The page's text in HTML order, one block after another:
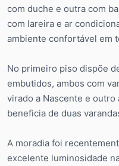
com duche e outra com
com lareira e ar
ambiente confortável em
No primeiro piso dispõe
embutidos, ambos com
virado a Nascente e
beneficia de duas
A moradia foi
excelente luminosidade